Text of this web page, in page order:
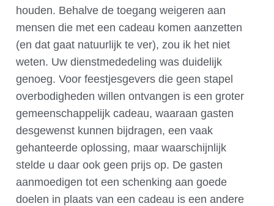
houden. Behalve de toegang weigeren aan
mensen die met een cadeau komen aanzetten
(en dat gaat natuurlijk te ver), zou ik het niet
weten. Uw dienstmededeling was duidelijk
genoeg. Voor feestjesgevers die geen stapel
overbodigheden willen ontvangen is een groter
gemeenschappelijk cadeau, waaraan gasten
desgewenst kunnen bijdragen, een vaak
gehanteerde oplossing, maar waarschijnlijk
stelde u daar ook geen prijs op. De gasten
aanmoedigen tot een schenking aan goede
doelen in plaats van een cadeau is een andere